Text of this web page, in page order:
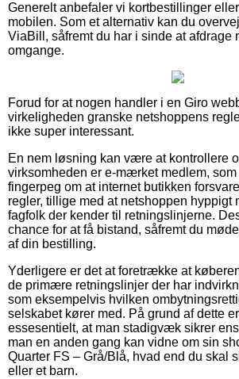
Generelt anbefaler vi kortbestillinger
mobilen. Som et alternativ kan du
ViaBill, såfremt du har i sinde at afdrage
omgange.
Forud for at nogen handler i en Giro
virkeligheden granske netshoppens
ikke super interessant.
En nem løsning kan være at kontrollere
virksomheden er e-mærket medlem,
fingerpeg om at internet butikken
regler, tillige med at netshoppen hyppigt
fagfolk der kender til retningslinjerne.
chance for at få bistand, såfremt du
af din bestilling.
Yderligere er det at foretrække at
de primære retningslinjer der har
som eksempelvis hvilken
selskabet kører med. På grund af dette
essesentielt, at man stadigvæk sikrer
man en anden gang kan vidne om sin
Quarter FS – Grå/Blå, hvad end du skal
eller et barn.